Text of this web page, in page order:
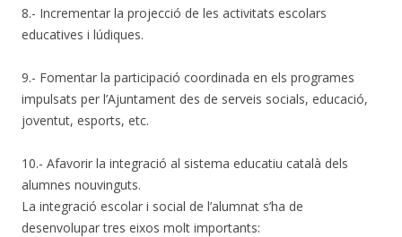
8.- Incrementar la projecció de les activitats escolars
educatives i lúdiques.
9.- Fomentar la participació coordinada en els programes
impulsats per l’Ajuntament des de serveis socials, educació,
joventut, esports, etc.
10.- Afavorir la integració al sistema educatiu català dels
alumnes nouvinguts.
La integració escolar i social de l’alumnat s’ha de
desenvolupar tres eixos molt importants: